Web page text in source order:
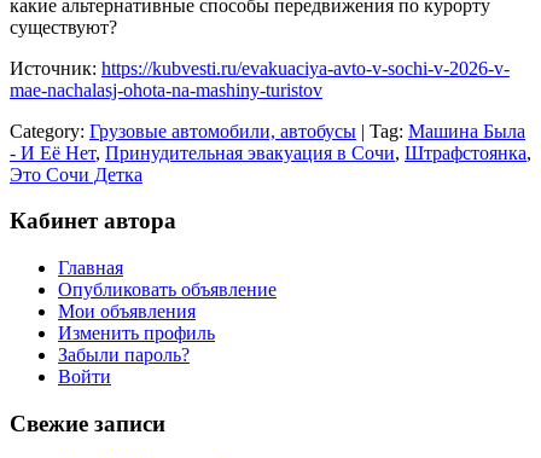
какие альтернативные способы передвижения по курорту
существуют?
Источник: https://kubvesti.ru/evakuaciya-avto-v-sochi-v-2026-v-
mae-nachalasj-ohota-na-mashiny-turistov
Category: Грузовые автомобили, автобусы | Tag: Машина Была
- И Её Нет, Принудительная эвакуация в Сочи, Штрафстоянка,
Это Сочи Детка
Кабинет автора
Главная
Опубликовать объявление
Мои объявления
Изменить профиль
Забыли пароль?
Войти
Свежие записи